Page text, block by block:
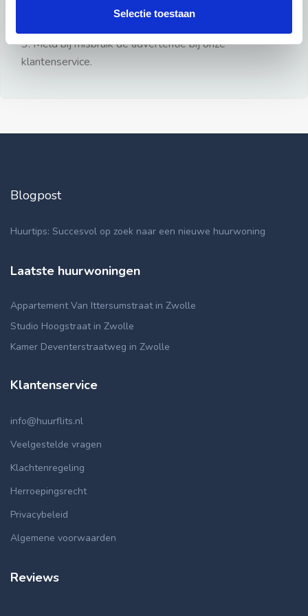
Selectie toestaan
3: Meld bij misbruik de advertentie bij onze
klantenservice.
Blogpost
Huurtips: Succesvol op zoek naar een nieuwe huurwoning
Laatste huurwoningen
Appartement Van Ittersumstraat in Zwolle
Studio Hoogstraat in Zwolle
Kamer Deventerstraatweg in Zwolle
Klantenservice
info@huurflits.nl
Veelgestelde vragen
Klachtenregeling
Herroepingsrecht
Privacybeleid
Algemene voorwaarden
Reviews